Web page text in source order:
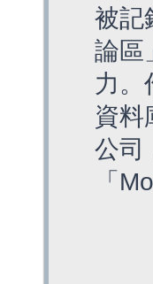
被記
論區
力。
資料
公司
「